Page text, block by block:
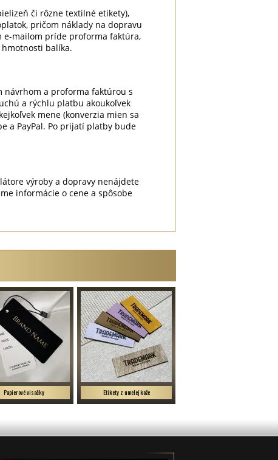
či rôzne textilné etikety),
pričom náklady na dopravu
e-mailom príde proforma faktúra,
balíka.
návrhom a proforma faktúrou s
a rýchlu platbu akoukoľvek
mene (konverzia mien sa
a PayPal. Po prijatí platby bude
výroby a dopravy nenájdete
informácie o cene a spôsobe
Papierové visačky Etikety z umelej kože